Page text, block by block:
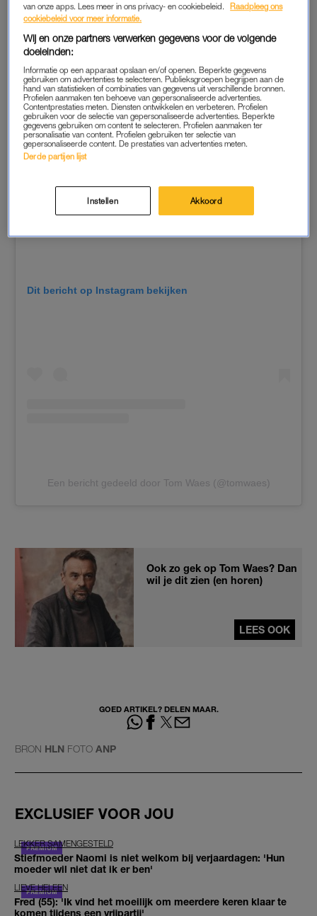
Waes zei eerder al nooit meer met de vliegtuigmaatschappij te
reizen, nu dus écht nooit meer.
Dit bericht op Instagram bekijken
Een bericht gedeeld door Tom Waes (@tomwaes)
Ook zo gek op Tom Waes? Dan
wil je dit zien (en horen)
LEES OOK
GOED ARTIKEL? DELEN MAAR.
BRON HLN FOTO ANP
EXCLUSIEF VOOR JOU
LEKKER SAMENGESTELD
Stiefmoeder Naomi is niet welkom bij verjaardagen: 'Hun
moeder wil niet dat ik er ben'
LIEVE HELEEN
Fred (55): 'Ik vind het moeilijk om meerdere keren klaar te
komen tijdens een vrijpartij'
van onze apps. Lees meer in ons privacy- en cookiebeleid.
Raadpleeg ons
cookiebeleid voor meer informatie.
Wij en onze partners verwerken gegevens voor de volgende
doeleinden:
Informatie op een apparaat opslaan en/of openen. Beperkte gegevens
gebruiken om advertenties te selecteren. Publieksgroepen begrijpen aan de
hand van statistieken of combinaties van gegevens uit verschillende bronnen.
Profielen aanmaken ten behoeve van gepersonaliseerde advertenties.
Contentprestaties meten. Diensten ontwikkelen en verbeteren. Profielen
gebruiken voor de selectie van gepersonaliseerde advertenties. Beperkte
gegevens gebruiken om content te selecteren. Profielen aanmaken ter
personalisatie van content. Profielen gebruiken ter selectie van
gepersonaliseerde content. De prestaties van advertenties meten.
Derde partijen lijst
Instellen Akkoord